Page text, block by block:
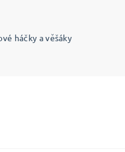
háčky a věšáky